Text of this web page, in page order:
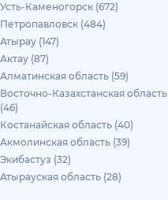
Усть-Каменогорск (672)
Петропавловск (484)
Атырау (147)
Актау (87)
Алматинская область (59)
Восточно-Казахстанская область
(46)
Костанайская область (40)
Акмолинская область (39)
Экибастуз (32)
Атырауская область (28)